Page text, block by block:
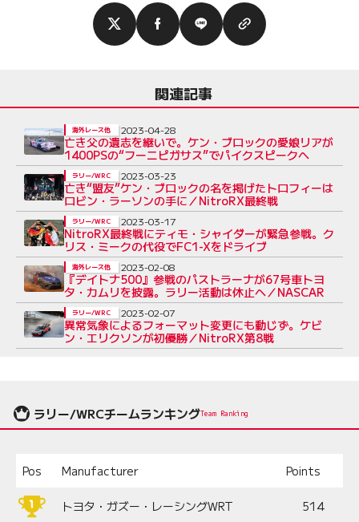
関連記事
亡き父の遺志を継いで。ケン・ブロックの愛娘リアが
1400PSの“フーニピガサス”でパイクスピークへ
海外レース他 2023-04-28
亡き“盟友”ケン・ブロックの名を掲げたトロフィーは
ロビン・ラーソンの手に／NitroRX最終戦
ラリー/WRC 2023-03-23
NitroRX最終戦にティモ・シャイダーが緊急参戦。ク
リス・ミークの代役でFC1-Xをドライブ
ラリー/WRC 2023-03-17
『デイトナ500』参戦のパストラーナが67号車トヨ
タ・カムリを披露。ラリー活動は休止へ／NASCAR
海外レース他 2023-02-08
異常気象によるフォーマット変更にも動じず。ケビ
ン・エリクソンが初優勝／NitroRX第8戦
ラリー/WRC 2023-02-07
ラリー/WRCチームランキングTeam Ranking
Pos Manufacturer Points
トヨタ・ガズー・レーシングWRT 514